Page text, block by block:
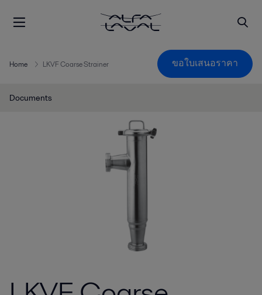
Home LKVF Coarse Strainer ขอใบเสนอราคา
Documents